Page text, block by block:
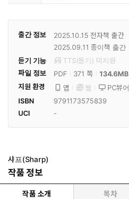
출간 정보 2025.10.15 전자책 출간
2025.09.11 종이책 출간
듣기 기능
TTS(듣기) 미 지원
파일 정보
PDF 371 쪽
134.6MB
지원 환경
앱 웹 PC뷰어
ISBN
9791173575839
UCI
-
샤프(Sharp)
작품 정보
작품 소개 목차